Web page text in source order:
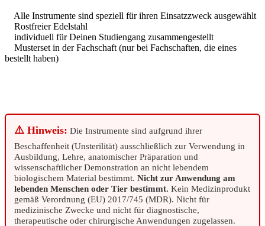
Alle Instrumente sind speziell für ihren Einsatzzweck ausgewählt
Rostfreier Edelstahl
individuell für Deinen Studiengang zusammengestellt
Musterset in der Fachschaft (nur bei Fachschaften, die eines
bestellt haben)
⚠️ Hinweis: Die Instrumente sind aufgrund ihrer
Beschaffenheit (Unsterilität) ausschließlich zur Verwendung in
Ausbildung, Lehre, anatomischer Präparation und
wissenschaftlicher Demonstration an nicht lebendem
biologischem Material bestimmt. Nicht zur Anwendung am
lebenden Menschen oder Tier bestimmt. Kein Medizinprodukt
gemäß Verordnung (EU) 2017/745 (MDR). Nicht für
medizinische Zwecke und nicht für diagnostische,
therapeutische oder chirurgische Anwendungen zugelassen.